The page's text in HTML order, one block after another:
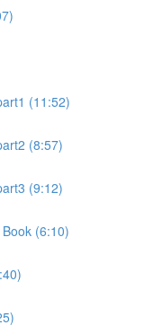
(11:52)
(8:57)
(9:12)
(6:10)